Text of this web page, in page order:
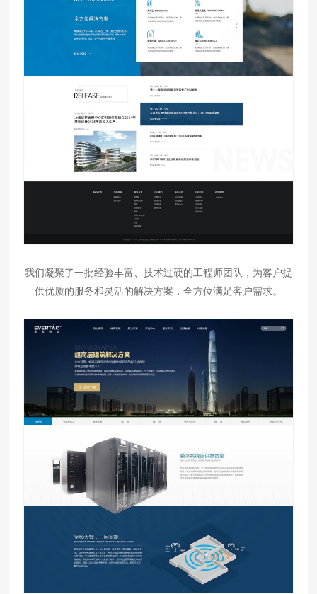
我们凝聚了一批经验丰富、技术过硬的工程师团队，为客户提
供优质的服务和灵活的解决方案，全方位满足客户需求。